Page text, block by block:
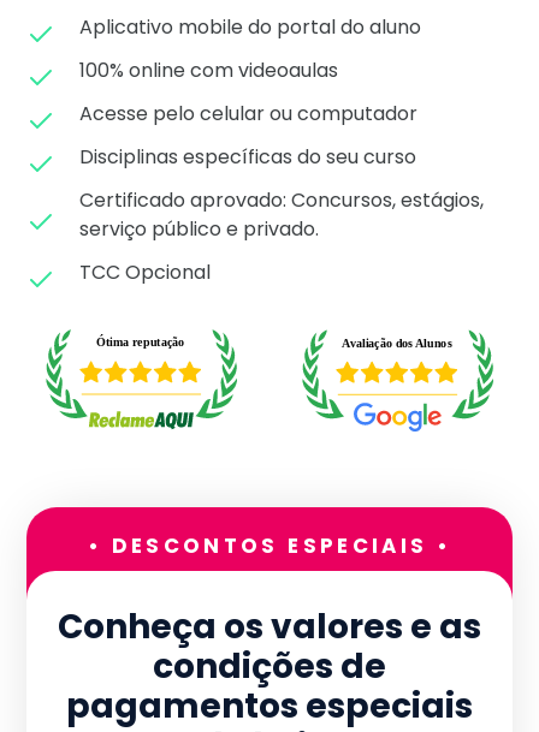
Aplicativo mobile do portal do aluno
100% online com videoaulas
Acesse pelo celular ou computador
Disciplinas específicas do seu curso
Certificado aprovado: Concursos, estágios,
serviço público e privado.
TCC Opcional
• DESCONTOS ESPECIAIS •
Conheça os valores e as
condições de
pagamentos especiais